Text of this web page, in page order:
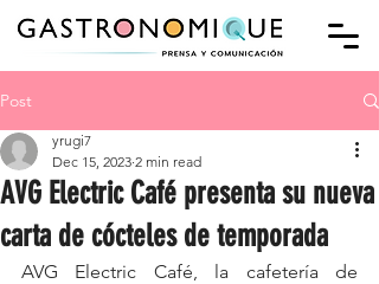
Post
AVG Electric Café presenta su nueva
carta de cócteles de temporada
yrugi7
Dec 15, 2023 2 min read
AVG Electric Café, la cafetería de